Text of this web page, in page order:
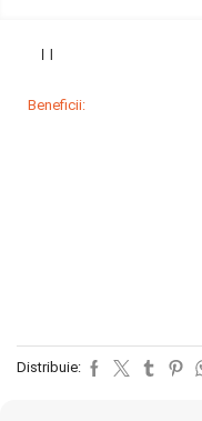
Beneficii:
Distribuie: